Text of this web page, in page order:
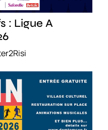
: Ligue A